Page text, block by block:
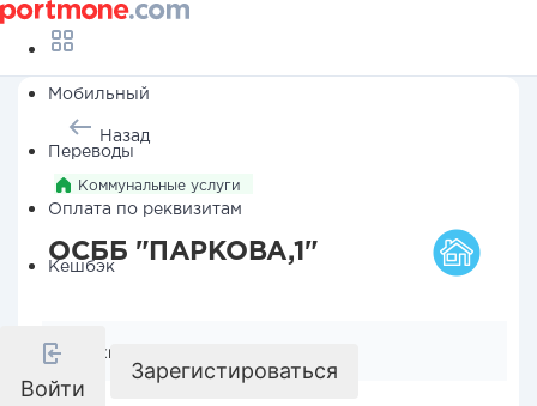
Мобильный
Переводы
Оплата по реквизитам
Кешбэк
Войти
Зарегистироваться
Назад
Коммунальные услуги
ОСББ "ПАРКОВА,1"
Реквизиты компании